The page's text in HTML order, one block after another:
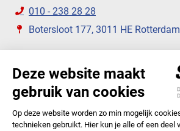
010 - 238 28 28
Botersloot 177, 3011 HE Rotterdam
STIMULAR NIEUWSBRIEVEN
ABONNEER NU